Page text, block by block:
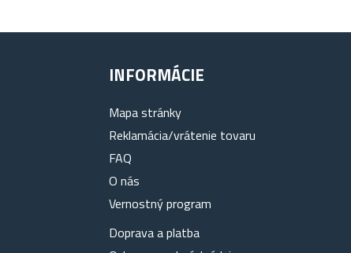
INFORMÁCIE
Mapa stránky
Reklamácia/vrátenie tovaru
FAQ
O nás
Vernostný program
Doprava a platba